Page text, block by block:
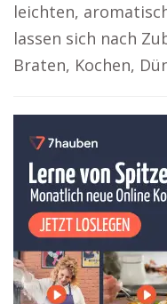
leichten,
lassen sich nach
Braten, Kochen,